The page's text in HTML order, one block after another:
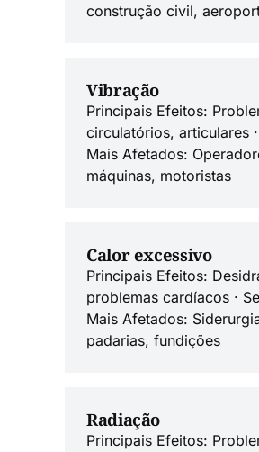
construção civil,
Vibração
Principais Efeitos:
circulatórios, articulares
Mais Afetados:
máquinas, motoristas
Calor excessivo
Principais Efeitos:
problemas cardíacos ·
Mais Afetados:
padarias, fundições
Radiação
Principais Efeitos: